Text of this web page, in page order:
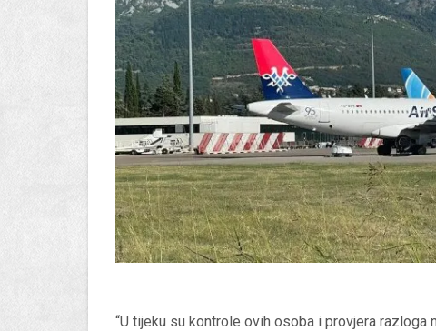
“U tijeku su kontrole ovih osoba i provjera